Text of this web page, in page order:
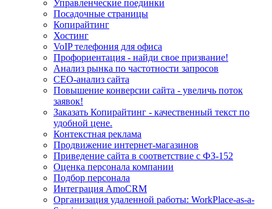
Управленческие поединки
Посадочные страницы
Копирайтинг
Хостинг
VoIP телефония для офиса
Профориентация - найди свое призвание!
Анализ рынка по частотности запросов
СЕО-анализ сайта
Повышение конверсии сайта - увеличь поток
заявок!
Заказать Копирайтинг - качественный текст по
удобной цене.
Контекстная реклама
Продвижение интернет-магазинов
Приведение сайта в соответствие с ФЗ-152
Оценка персонала компании
Подбор персонала
Интеграция AmoCRM
Организация удаленной работы: WorkPlace-as-a-